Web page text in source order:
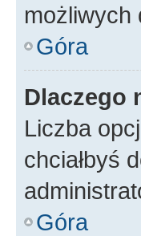
możliwych
Góra
Dlaczego
Liczba
chciałbyś
Góra